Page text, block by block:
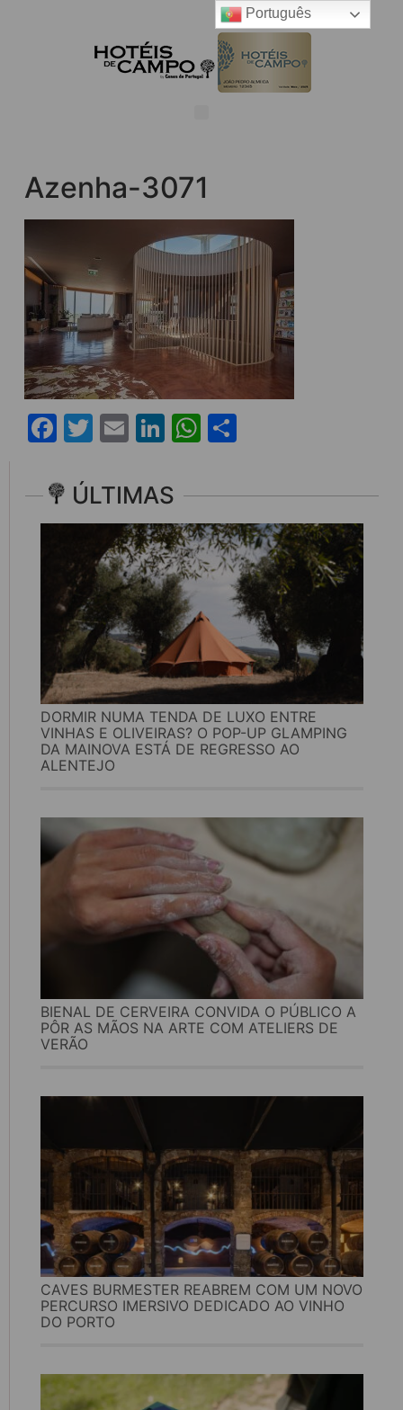
Azenha-3071
Facebook
Twitter
EmailLinkedIn
WhatsApp
ÚLTIMAS
DORMIR NUMA TENDA DE LUXO ENTRE
VINHAS E OLIVEIRAS? O POP-UP GLAMPING
DA MAINOVA ESTÁ DE REGRESSO AO
ALENTEJO
BIENAL DE CERVEIRA CONVIDA O PÚBLICO A
PÔR AS MÃOS NA ARTE COM ATELIERS DE
VERÃO
CAVES BURMESTER REABREM COM UM NOVO
PERCURSO IMERSIVO DEDICADO AO VINHO
DO PORTO
Português